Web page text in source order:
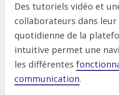
Des tutoriels vidéo et
collaborateurs dans
quotidienne de la
intuitive permet une
les différentes
communication.